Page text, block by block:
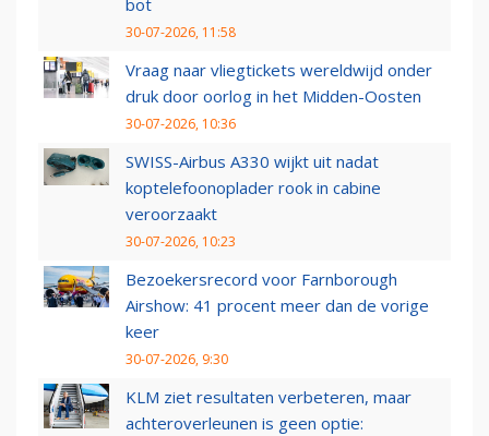
bot
30-07-2026, 11:58
Vraag naar vliegtickets wereldwijd onder
druk door oorlog in het Midden-Oosten
30-07-2026, 10:36
SWISS-Airbus A330 wijkt uit nadat
koptelefoonoplader rook in cabine
veroorzaakt
30-07-2026, 10:23
Bezoekersrecord voor Farnborough
Airshow: 41 procent meer dan de vorige
keer
30-07-2026, 9:30
KLM ziet resultaten verbeteren, maar
achteroverleunen is geen optie: